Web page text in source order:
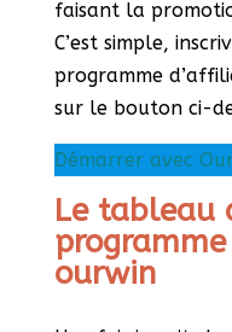
faisant la
C’est simple,
programme
sur le bouton ci-
Démarrer avec
Le tableau
ourwin